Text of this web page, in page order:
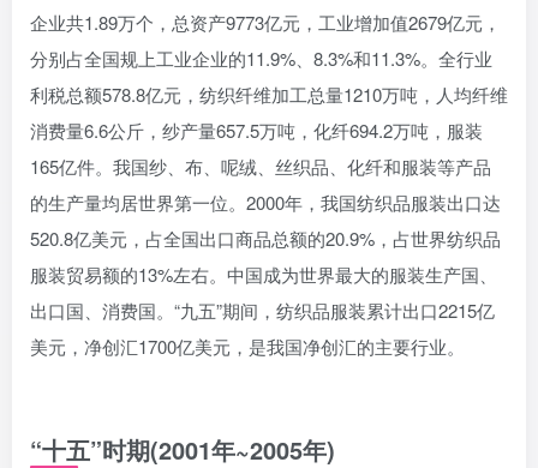
企业共1.89万个，总资产9773亿元，工业增加值2679亿元，
分别占全国规上工业企业的11.9%、8.3%和11.3%。全行业
利税总额578.8亿元，纺织纤维加工总量1210万吨，人均纤维
消费量6.6公斤，纱产量657.5万吨，化纤694.2万吨，服装
165亿件。我国纱、布、呢绒、丝织品、化纤和服装等产品
的生产量均居世界第一位。2000年，我国纺织品服装出口达
520.8亿美元，占全国出口商品总额的20.9%，占世界纺织品
服装贸易额的13%左右。中国成为世界最大的服装生产国、
出口国、消费国。“九五”期间，纺织品服装累计出口2215亿
美元，净创汇1700亿美元，是我国净创汇的主要行业。
“十五”时期(2001年~2005年)